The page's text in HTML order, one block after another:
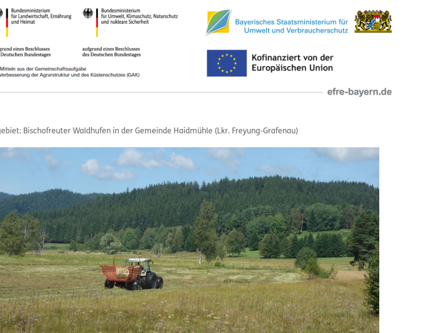
Bischofreuter Waldhufen in der Gemeinde Haidmühle (Lkr. Freyung-Grafenau)